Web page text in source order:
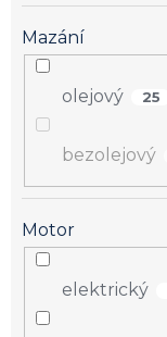
Mazání
olejový 25
bezolejový
Motor
elektrický